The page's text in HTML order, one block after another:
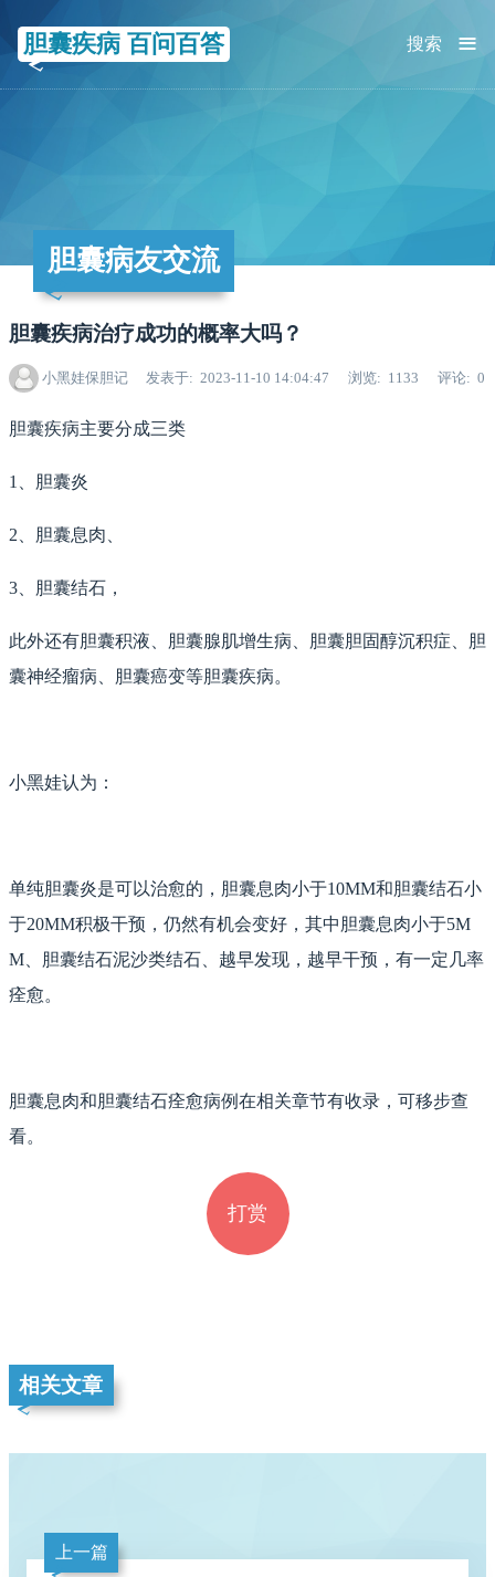
胆囊疾病 百问百答 ≡
搜索
胆囊病友交流
胆囊疾病治疗成功的概率大吗？
小黑娃保胆记 发表于 2023-11-10 14:04:47 浏览 1133 评论 0
胆囊疾病主要分成三类
1、胆囊炎
2、胆囊息肉、
3、胆囊结石，
此外还有胆囊积液、胆囊腺肌增生病、胆囊胆固醇沉积症、胆
囊神经瘤病、胆囊癌变等胆囊疾病。
小黑娃认为：
单纯胆囊炎是可以治愈的，胆囊息肉小于10MM和胆囊结石小
于20MM积极干预，仍然有机会变好，其中胆囊息肉小于5M
M、胆囊结石泥沙类结石、越早发现，越早干预，有一定几率
痊愈。
胆囊息肉和胆囊结石痊愈病例在相关章节有收录，可移步查
看。
打赏
相关文章
上一篇